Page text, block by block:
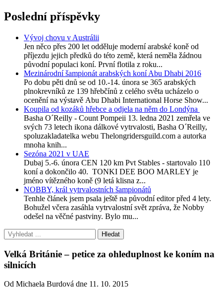
Poslední příspěvky
Vývoj chovu v Austrálii
Jen něco přes 200 let odděluje moderní arabské koně od
příjezdu jejich předků do této země, která neměla žádnou
původní populaci koní. První flotila z roku...
Mezinárodní šampionát arabských koní Abu Dhabi 2016
Po dobu pěti dnů se od 10.-14. února se 365 arabských
plnokrevníků ze 139 hřebčínů z celého světa ucházelo o
ocenění na výstavě Abu Dhabi International Horse Show...
Koupila od kozáků hřebce a odjela na něm do Londýna
Basha O´Reilly - Count Pompeii 13. ledna 2021 zemřela ve
svých 73 letech ikona dálkové vytrvalosti, Basha O´Reilly,
spoluzakladatelka webu Thelongridersguild.com a autorka
mnoha knih...
Sezóna 2021 v UAE
Dubaj 5.-6. února CEN 120 km Pvt Stables - startovalo 110
koní a dokončilo 40. TONKI DEE BOO MARLEY je
jméno vítězného koně (9 letá klisna z...
NOBBY, král vytrvalostních šampionátů
Tenhle článek jsem psala ještě na původní editor před 4 lety.
Bohužel včera zasáhla vytrvalostní svět zpráva, že Nobby
odešel na věčné pastviny. Bylo mu...
Velká Británie – petice za ohleduplnost ke koním na
silnicích
Od Michaela Burdová dne 11. 10. 2015